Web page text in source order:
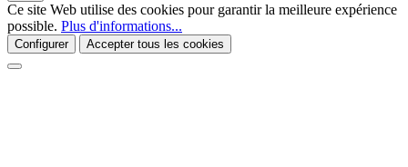
Ce site Web utilise des cookies pour garantir la meilleure expérience
possible. Plus d'informations...
Configurer Accepter tous les cookies